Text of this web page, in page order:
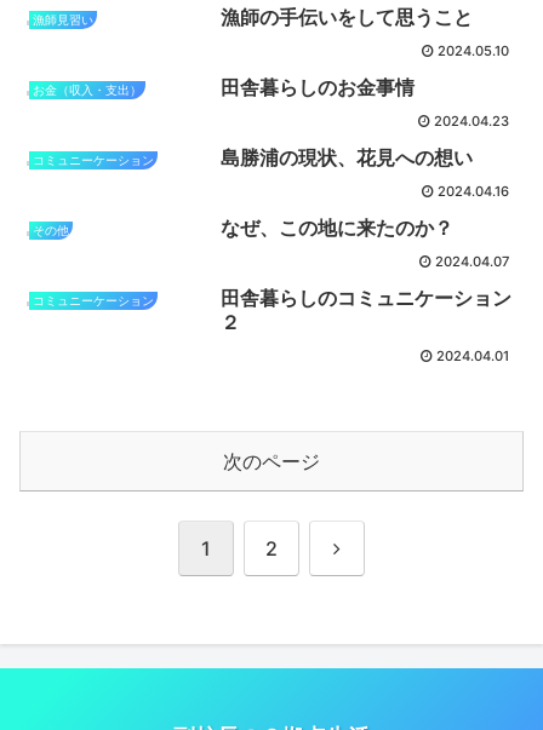
漁師見習い 漁師の手伝いをして思うこと
2024.05.10
お金（収入・支出） 田舎暮らしのお金事情
2024.04.23
コミュニーケーション 島勝浦の現状、花見への想い
2024.04.16
その他 なぜ、この地に来たのか？
2024.04.07
コミュニーケーション
田舎暮らしのコミュニケーション
２
2024.04.01
次のページ
1 2 次